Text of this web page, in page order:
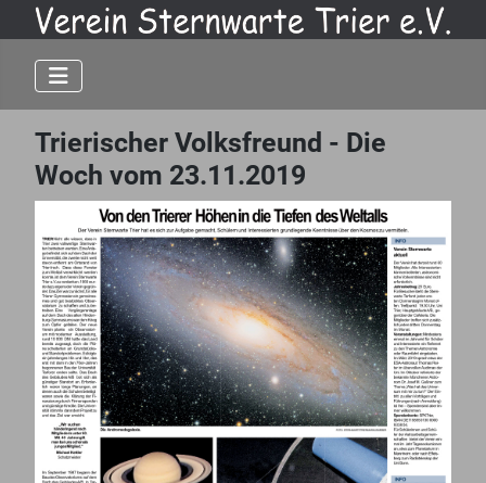
Trierischer Volksfreund - Die
Woch vom 23.11.2019